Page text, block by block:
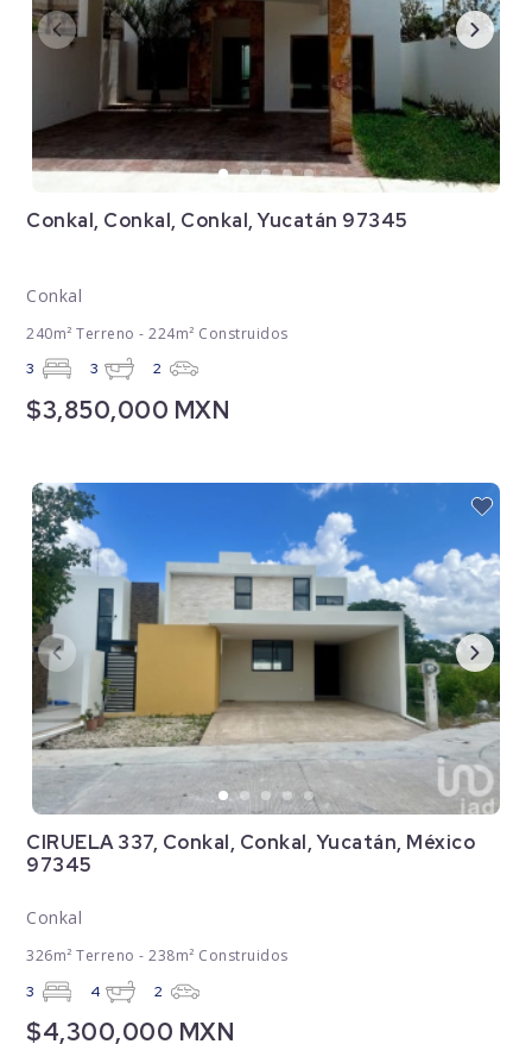
Conkal, Conkal, Conkal, Yucatán 97345
Conkal
240m² Terreno - 224m² Construidos
3 3 2
$3,850,000 MXN
CIRUELA 337, Conkal, Conkal, Yucatán, México
97345
Conkal
326m² Terreno - 238m² Construidos
3 4 2
$4,300,000 MXN